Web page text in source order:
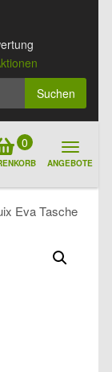
Suchen
0
ANGEBOTE
Eva Tasche